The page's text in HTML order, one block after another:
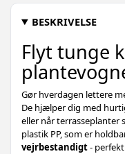
BESKRIVELSE
Flyt tunge
Gør hverdagen lettere
De hjælper dig med
eller når terrasseplanter
plastik PP, som er
vejrbestandigt-